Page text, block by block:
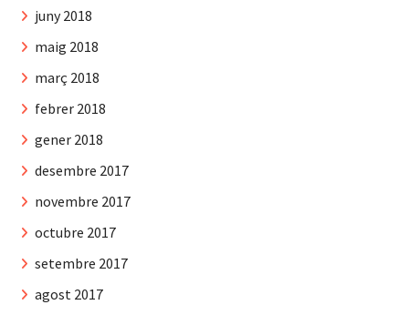
juny 2018
maig 2018
març 2018
febrer 2018
gener 2018
desembre 2017
novembre 2017
octubre 2017
setembre 2017
agost 2017